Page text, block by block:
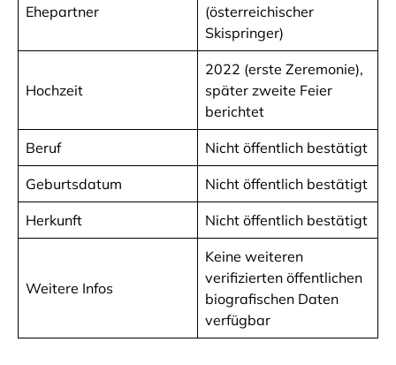
Ehepartner
(österreichischer
Skispringer)
Hochzeit
2022 (erste Zeremonie),
später zweite Feier
berichtet
Beruf Nicht öffentlich bestätigt
Geburtsdatum Nicht öffentlich bestätigt
Herkunft Nicht öffentlich bestätigt
Weitere Infos
Keine weiteren
verifizierten öffentlichen
biografischen Daten
verfügbar